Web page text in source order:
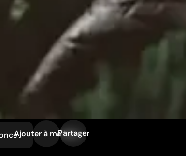
Ajouter à ma liste
Partager